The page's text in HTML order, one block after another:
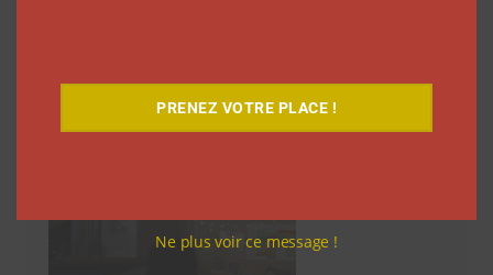
Découvrez notre documentaire
PRENEZ VOTRE PLACE !
Ne plus voir ce message !